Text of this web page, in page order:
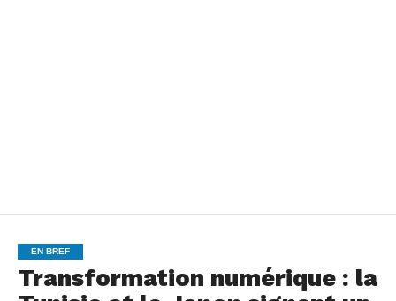
EN BREF
Transformation numérique : la